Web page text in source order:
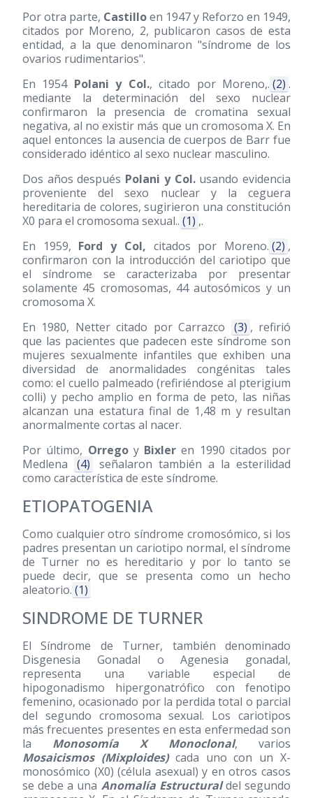
Por otra parte, Castilloen 1947 y Reforzo en 1949,
citados por Moreno, 2, publicaron casos de esta
entidad, a la que denominaron "síndrome de los
ovarios rudimentarios".
En 1954 Polani y Col., citado por Moreno,. (2) .
mediante la determinación del sexo nuclear
confirmaron la presencia de cromatina sexual
negativa, al no existir más que un cromosoma X. En
aquel entonces la ausencia de cuerpos de Barr fue
considerado idéntico al sexo nuclear masculino.
Dos años después Polani y Col.usando evidencia
proveniente del sexo nuclear y la ceguera
hereditaria de colores, sugirieron una constitución
X0 para el cromosoma sexual.. (1) ,.
En 1959, Ford y Col, citados por Moreno. (2) ,
confirmaron con la introducción del cariotipo que
el síndrome se caracterizaba por presentar
solamente 45 cromosomas, 44 autosómicos y un
cromosoma X.
En 1980, Netter citado por Carrazco
(3) , refirió
que las pacientes que padecen este síndrome son
mujeres sexualmente infantiles que exhiben una
diversidad de anormalidades congénitas tales
como: el cuello palmeado (refiriéndose al pterigium
colli) y pecho amplio en forma de peto, las niñas
alcanzan una estatura final de 1,48 m y resultan
anormalmente cortas al nacer.
Por último, Orregoy Bixler en 1990 citados por
Medlena
(4)
señalaron también a la esterilidad
como característica de este síndrome.
ETIOPATOGENIA
Como cualquier otro síndrome cromosómico, si los
padres presentan un cariotipo normal, el síndrome
de Turner no es hereditario y por lo tanto se
puede decir, que se presenta como un hecho
aleatorio. (1)
SINDROME DE TURNER
El Síndrome de Turner, también denominado
Disgenesia Gonadal o Agenesia gonadal,
representa una variable especial de
hipogonadismo hipergonatrófico con fenotipo
femenino, ocasionado por la perdida total o parcial
del segundo cromosoma sexual. Los cariotipos
más frecuentes presentes en esta enfermedad son
la Monosomía X Monoclonal, varios
Mosaicismos (Mixploides)cada uno con un X-
monosómico (X0) (célula asexual) y en otros casos
se debe a una Anomalía Estructuraldel segundo